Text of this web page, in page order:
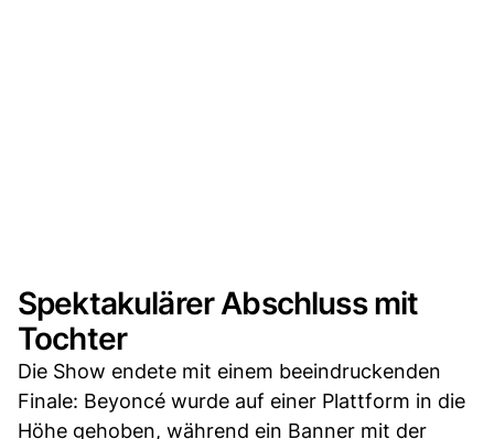
Spektakulärer Abschluss mit
Tochter
Die Show endete mit einem beeindruckenden
Finale: Beyoncé wurde auf einer Plattform in die
Höhe gehoben, während ein Banner mit der